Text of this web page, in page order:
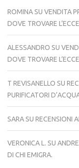
ROMINA SU VENDITA
DOVE TROVARE
ALESSANDRO SU
DOVE TROVARE
T REVISANELLO SU
PURIFICATORI
SARA SU RECENSIONI
VERONICA L. SU
DI CHI EMIGRA.